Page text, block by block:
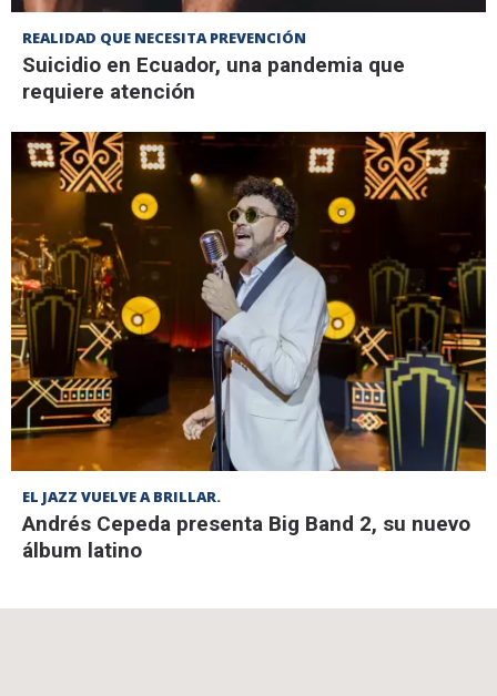
REALIDAD QUE NECESITA PREVENCIÓN
Suicidio en Ecuador, una pandemia que
requiere atención
EL JAZZ VUELVE A BRILLAR.
Andrés Cepeda presenta Big Band 2, su nuevo
álbum latino